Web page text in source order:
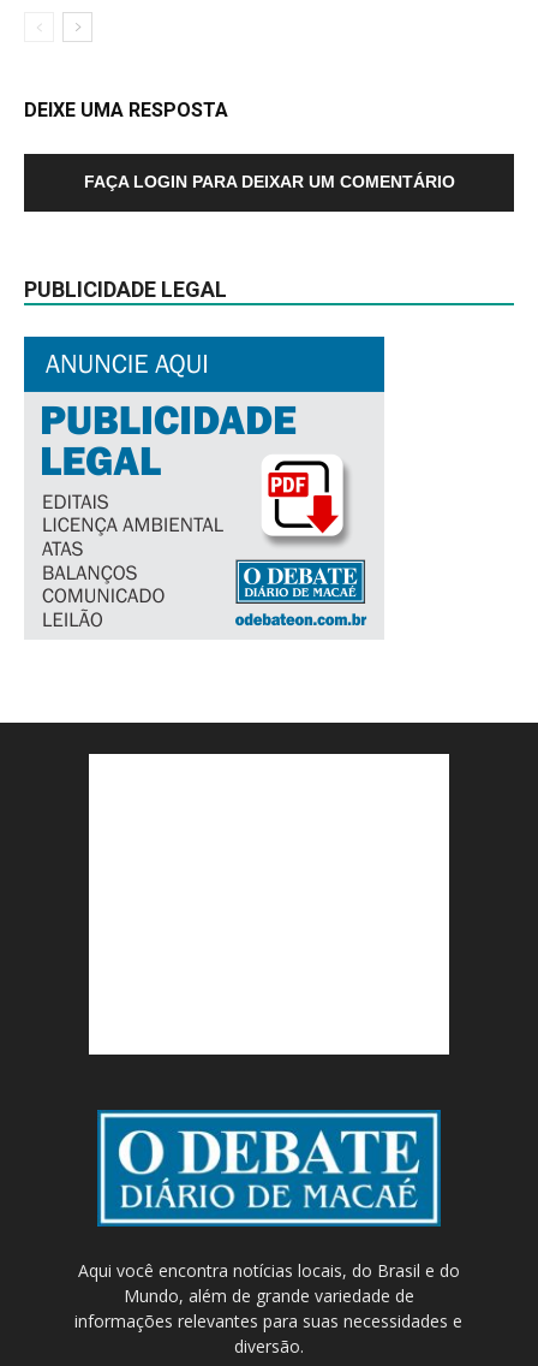
DEIXE UMA RESPOSTA
FAÇA LOGIN PARA DEIXAR UM COMENTÁRIO
PUBLICIDADE LEGAL
Aqui você encontra notícias locais, do Brasil e do
Mundo, além de grande variedade de
informações relevantes para suas necessidades e
diversão.